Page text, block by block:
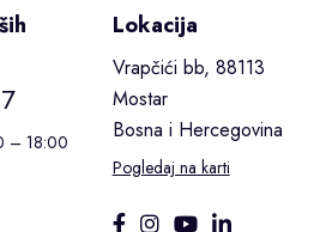
– 18:00
Lokacija
Vrapčići bb, 88113
Mostar
Bosna i Hercegovina
Pogledaj na karti